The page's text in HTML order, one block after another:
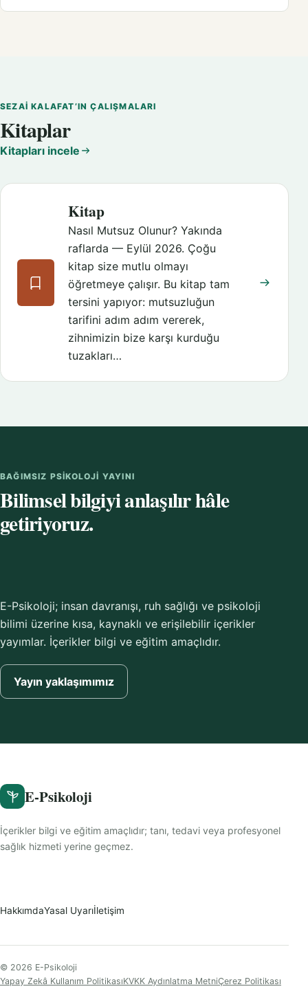
SEZAI KALAFAT’IN ÇALIŞMALARI
Kitaplar
Kitapları incele
Kitap
Nasıl Mutsuz Olunur? Yakında
raflarda — Eylül 2026. Çoğu
kitap size mutlu olmayı
öğretmeye çalışır. Bu kitap tam
tersini yapıyor: mutsuzluğun
tarifini adım adım vererek,
zihnimizin bize karşı kurduğu
tuzakları…
BAĞIMSIZ PSIKOLOJI YAYINI
Bilimsel bilgiyi anlaşılır hâle
getiriyoruz.
E-Psikoloji; insan davranışı, ruh sağlığı ve psikoloji
bilimi üzerine kısa, kaynaklı ve erişilebilir içerikler
yayımlar. İçerikler bilgi ve eğitim amaçlıdır.
Yayın yaklaşımımız
E-Psikoloji
İçerikler bilgi ve eğitim amaçlıdır; tanı, tedavi veya profesyonel
sağlık hizmeti yerine geçmez.
HakkımdaYasal Uyarıİletişim
© 2026 E-Psikoloji
Yapay Zekâ Kullanım PolitikasıKVKK Aydınlatma MetniÇerez Politikası